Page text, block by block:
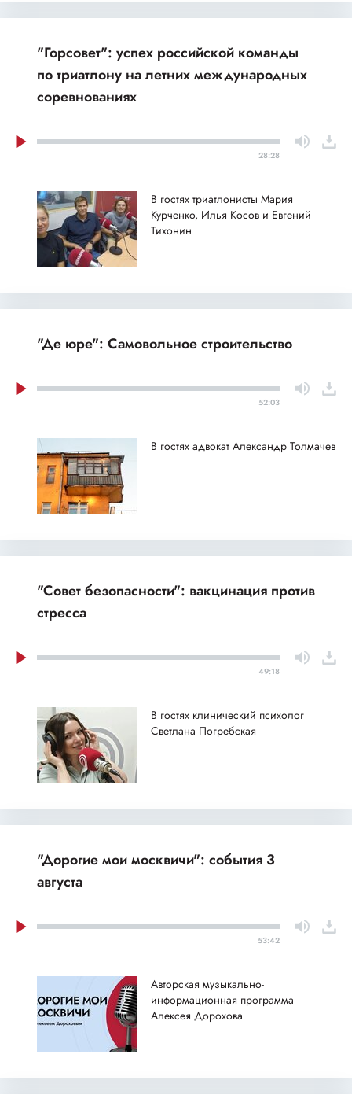
"Горсовет": успех российской команды
по триатлону на летних международных
соревнованиях
28:28
В гостях триатлонисты Мария
Курченко, Илья Косов и Евгений
Тихонин
"Де юре": Самовольное строительство
52:03
В гостях адвокат Александр Толмачев
"Совет безопасности": вакцинация против
стресса
49:18
В гостях клинический психолог
Светлана Погребская
"Дорогие мои москвичи": события 3
августа
53:42
Авторская музыкально-
информационная программа
Алексея Дорохова